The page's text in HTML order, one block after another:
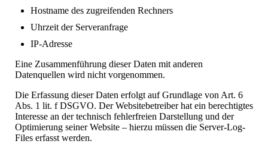
Hostname des zugreifenden Rechners
Uhrzeit der Serveranfrage
IP-Adresse
Eine Zusammenführung dieser Daten mit anderen
Datenquellen wird nicht vorgenommen.
Die Erfassung dieser Daten erfolgt auf Grundlage von Art. 6
Abs. 1 lit. f DSGVO. Der Websitebetreiber hat ein berechtigtes
Interesse an der technisch fehlerfreien Darstellung und der
Optimierung seiner Website – hierzu müssen die Server-Log-
Files erfasst werden.